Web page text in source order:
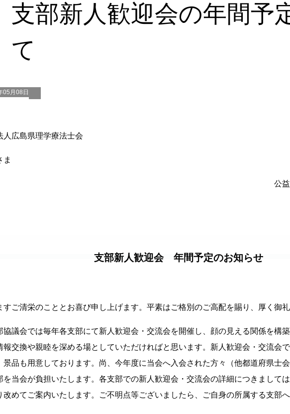
支部新人歓迎会の年間予
て
05月08日
人広島県理学療法士会
ま
公
支部新人歓迎会 年間予定のお知らせ
すご清栄のこととお喜び申し上げます。平素はご格別のご高配を賜り、厚く御
協議会では毎年各支部にて新人歓迎会・交流会を開催し、顔の見える関係を構
報交換や親睦を深める場としていただければと思います。新人歓迎会・交流会
景品も用意しております。尚、今年度に当会へ入会された方々（他都道府県士
を当会が負担いたします。各支部での新人歓迎会・交流会の詳細につきまして
改めてご案内いたします。ご不明点等ございましたら、ご自身の所属する支部